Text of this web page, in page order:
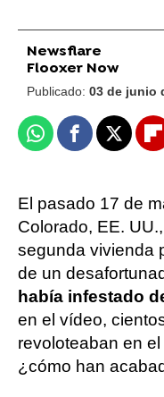
Newsflare
Flooxer Now
Publicado: 03 de junio
WhatsappFacebook
X
El pasado 17 de
Colorado, EE.
segunda vivienda
de un
había infestado
en el vídeo,
revoloteaban en
¿cómo han